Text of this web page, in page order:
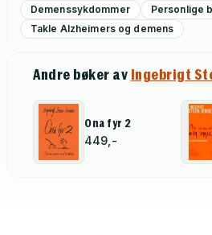
Demenssykdommer Personlige
Takle Alzheimers og demens
Andre bøker av Ingebrigt
Ona fyr 2
449,-